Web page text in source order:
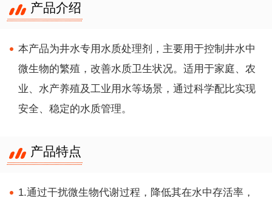
产品介绍
本产品为井水专用水质处理剂，主要用于控制井水中
微生物的繁殖，改善水质卫生状况。适用于家庭、农
业、水产养殖及工业用水等场景，通过科学配比实现
安全、稳定的水质管理。
产品特点
1.通过干扰微生物代谢过程，降低其在水中存活率，